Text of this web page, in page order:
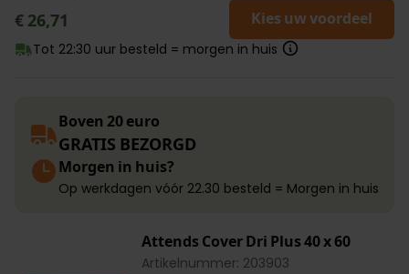
€ 26,71 Kies uw voordeel
Tot 22:30 uur besteld = morgen in huis
Boven 20 euro
GRATIS BEZORGD
Morgen in huis?
Op werkdagen vóór 22.30 besteld = Morgen in huis
Attends Cover Dri Plus 40 x 60
Artikelnummer: 203903